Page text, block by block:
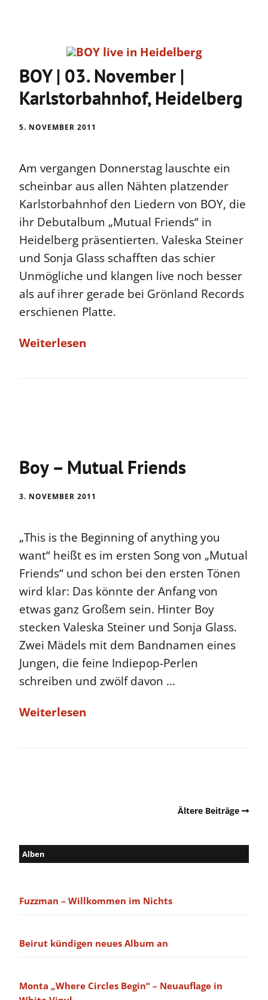
BOY | 03. November |
Karlstorbahnhof, Heidelberg
5. NOVEMBER 2011
Am vergangen Donnerstag lauschte ein
scheinbar aus allen Nähten platzender
Karlstorbahnhof den Liedern von BOY, die
ihr Debutalbum „Mutual Friends“ in
Heidelberg präsentierten. Valeska Steiner
und Sonja Glass schafften das schier
Unmögliche und klangen live noch besser
als auf ihrer gerade bei Grönland Records
erschienen Platte.
Weiterlesen
Boy – Mutual Friends
3. NOVEMBER 2011
„This is the Beginning of anything you
want“ heißt es im ersten Song von „Mutual
Friends“ und schon bei den ersten Tönen
wird klar: Das könnte der Anfang von
etwas ganz Großem sein. Hinter Boy
stecken Valeska Steiner und Sonja Glass.
Zwei Mädels mit dem Bandnamen eines
Jungen, die feine Indiepop-Perlen
schreiben und zwölf davon …
Weiterlesen
Ältere Beiträge
Alben
Fuzzman – Willkommen im Nichts
Beirut kündigen neues Album an
Monta „Where Circles Begin“ – Neuauflage in